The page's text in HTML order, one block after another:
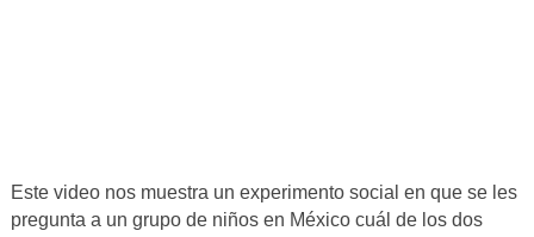
Este video nos muestra un experimento social en que se les
pregunta a un grupo de niños en México cuál de los dos